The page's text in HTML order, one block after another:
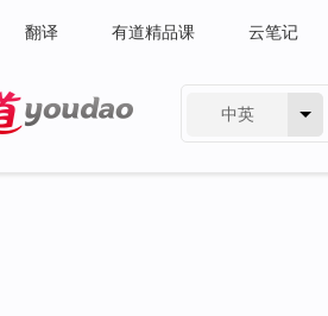
翻译 有道精品课 云笔记
中英